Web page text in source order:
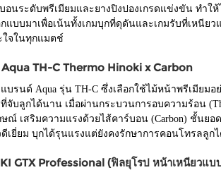
อนระดับพรีเมียมและยางปิงปองเกรดแข่งขัน ทำ
แบบมาเพื่อเน้นทั้งเกมบุกที่ดุดันและเกมรับที่เหนีย
ใจในทุกแมตช์
Aqua TH-C Thermo Hinoki x Carbon
บรนด์ Aqua รุ่น TH-C ซึ่งเลือกใช้ไม้หน้าพรีเมียมอ
บลูกได้นาน เมื่อผ่านกระบวนการอบความร้อน
ณ์ เสริมความแรงด้วยไส้คาร์บอน (Carbon) ชั้นย
เยี่ยม บุกได้รุนแรงแต่ยังคงรักษาการคอนโทรลลูก
GTX Professional (ฟิลยุโรป หน้าเหนียวแบ